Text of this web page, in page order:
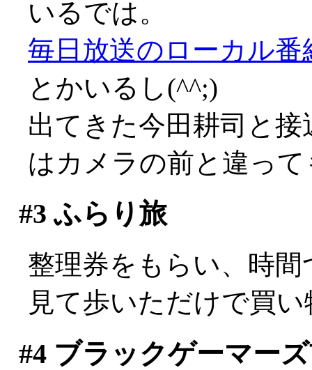
いるでは。
毎日放送のローカル番
とかいるし(^^;)
出てきた今田耕司と
はカメラの前と違っ
#3 ふらり旅
整理券をもらい、時
見て歩いただけで買
#4ブラックゲーマー